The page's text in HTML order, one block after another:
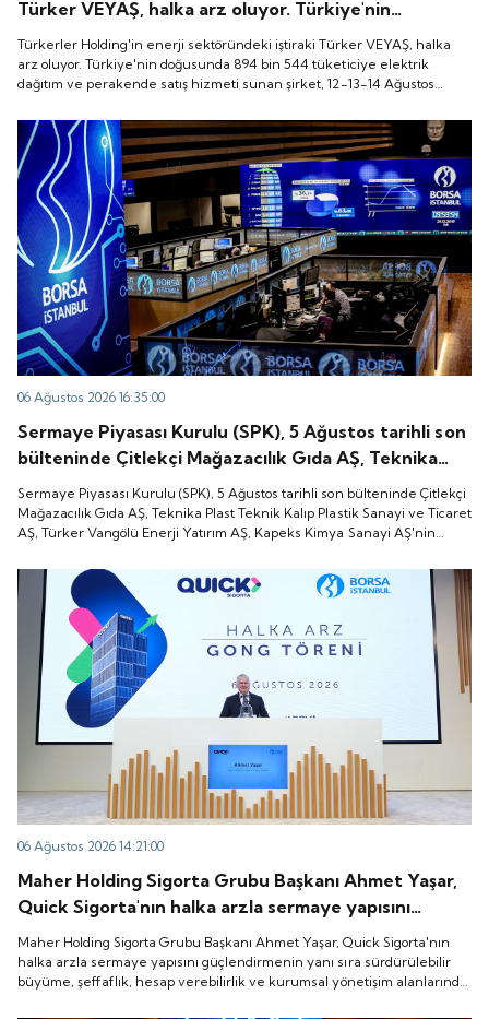
Türker VEYAŞ, halka arz oluyor. Türkiye'nin
doğusunda 894 bin 544 tüketiciye elektrik dağıtım
ve perakende satış hizmeti sunan şirket, 12-13-14
Ağustos tarihleri arasında pay başına 136 TL fiyatla
Türkerler Holding'in enerji sektöründeki iştiraki Türker VEYAŞ, halka
arz oluyor. Türkiye'nin doğusunda 894 bin 544 tüketiciye elektrik
dağıtım ve perakende satış hizmeti sunan şirket, 12-13-14 Ağustos
06 Ağustos 2026 16:35:00
Sermaye Piyasası Kurulu (SPK), 5 Ağustos tarihli son
bülteninde Çitlekçi Mağazacılık Gıda AŞ, Teknika
Plast Teknik Kalıp Plastik Sanayi ve Ticaret AŞ,
Türker Vangölü Enerji Yatırım AŞ, Kapeks Kimya
Sanayi AŞ'nin halka arzlarına onay verdiği duyurdu.
Sermaye Piyasası Kurulu (SPK), 5 Ağustos tarihli son bülteninde Çitlekçi
Mağazacılık Gıda AŞ, Teknika Plast Teknik Kalıp Plastik Sanayi ve Ticaret
AŞ, Türker Vangölü Enerji Yatırım AŞ, Kapeks Kimya Sanayi AŞ'nin
06 Ağustos 2026 14:21:00
Maher Holding Sigorta Grubu Başkanı Ahmet Yaşar,
Quick Sigorta'nın halka arzla sermaye yapısını
güçlendirmenin yanı sıra sürdürülebilir büyüme,
şeffaflık, hesap verebilirlik ve kurumsal yönetişim
alanlarında yeni bir döneme girdiğini belirtti.
Maher Holding Sigorta Grubu Başkanı Ahmet Yaşar, Quick Sigorta'nın
halka arzla sermaye yapısını güçlendirmenin yanı sıra sürdürülebilir
büyüme, şeffaflık, hesap verebilirlik ve kurumsal yönetişim alanlarında